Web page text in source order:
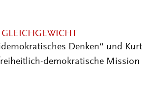
Denken“ und Kurt
demokratische Mission